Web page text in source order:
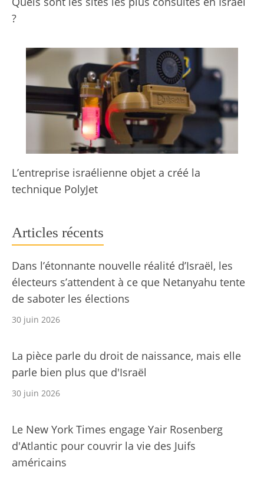
?
L’entreprise israélienne objet a créé la
technique PolyJet
Articles récents
Dans l’étonnante nouvelle réalité d’Israël, les
électeurs s’attendent à ce que Netanyahu tente
de saboter les élections
30 juin 2026
La pièce parle du droit de naissance, mais elle
parle bien plus que d'Israël
30 juin 2026
Le New York Times engage Yair Rosenberg
d'Atlantic pour couvrir la vie des Juifs
américains